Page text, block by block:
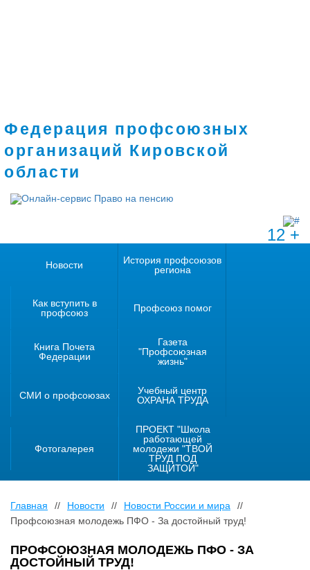
Федерация профсоюзных
организаций Кировской
области
12 +
Новости
История профсоюзов
региона
Как вступить в
профсоюз
Профсоюз помог
Книга Почета
Федерации
Газета
"Профсоюзная
жизнь"
СМИ о профсоюзах
Учебный центр
ОХРАНА ТРУДА
Фотогалерея
ПРОЕКТ "Школа
работающей
молодежи "ТВОЙ
ТРУД ПОД
ЗАЩИТОЙ"
Главная // Новости // Новости России и мира
//
Профсоюзная молодежь ПФО - За достойный труд!
ПРОФСОЮЗНАЯ МОЛОДЕЖЬ ПФО - ЗА
ДОСТОЙНЫЙ ТРУД!